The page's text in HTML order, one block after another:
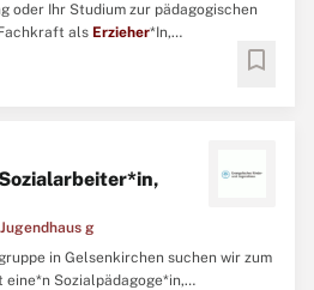
oder Ihr Studium zur pädagogischen
als Erzieher*In,
Heilpädagoge*In erfolgreich
neuen Wirkungskreis? Dann
bookmark
g
in Gelsenkirchen suchen wir zum
Sozialpädagoge*in,